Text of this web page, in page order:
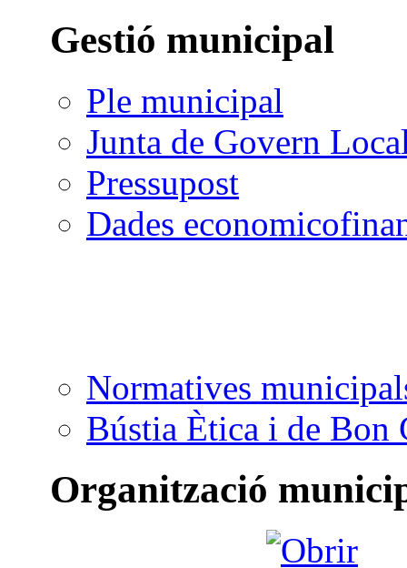
Gestió municipal
Ple municipal
Junta de Govern
Pressupost
Dades
Normatives
Bústia Ètica i de Bon
Organització